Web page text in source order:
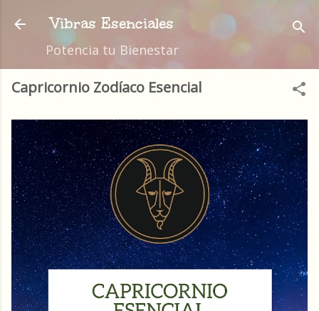
Ir al contenido principal
Vibras Esenciales
Potencia tu Bienestar
Capricornio Zodíaco Esencial